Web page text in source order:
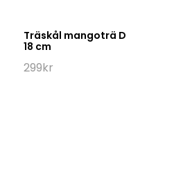
Träskål mangoträ D
18 cm
299kr